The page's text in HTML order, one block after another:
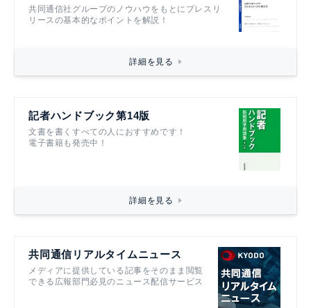
共同通信社グループのノウハウをもとにプレスリ
リースの基本的なポイントを解説！
詳細を見る
記者ハンドブック第14版
文書を書くすべての人におすすめです！
電子書籍も発売中！
詳細を見る
共同通信リアルタイムニュース
メディアに提供している記事をそのまま閲覧
できる広報部門必見のニュース配信サービス